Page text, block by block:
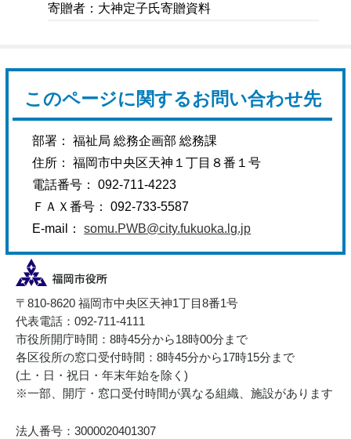
寄贈者：大神定子氏寄贈資料
このページに関するお問い合わせ先
部署： 福祉局 総務企画部 総務課
住所： 福岡市中央区天神１丁目８番１号
電話番号： 092-711-4223
ＦＡＸ番号： 092-733-5587
E-mail：somu.PWB@city.fukuoka.lg.jp
〒810-8620 福岡市中央区天神1丁目8番1号
代表電話：092-711-4111
市役所開庁時間：8時45分から18時00分まで
各区役所の窓口受付時間：8時45分から17時15分まで
(土・日・祝日・年末年始を除く)
※一部、開庁・窓口受付時間が異なる組織、施設があります
法人番号：3000020401307